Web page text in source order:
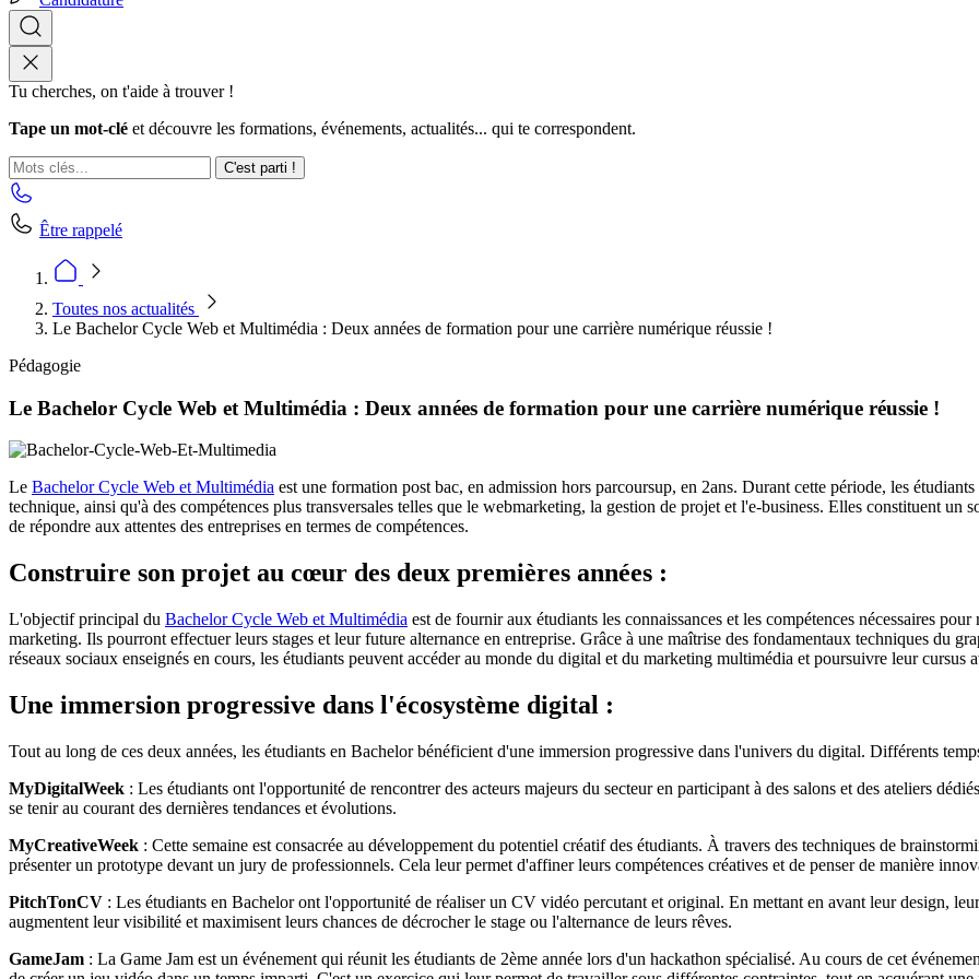
Tu cherches, on t'aide à trouver !
Tape un mot-clé et découvre les formations, événements, actualités... qui te correspondent.
C'est parti !
Être rappelé
Toutes nos actualités
Le Bachelor Cycle Web et Multimédia : Deux années de formation pour une carrière numérique réussie !
Pédagogie
Le Bachelor Cycle Web et Multimédia : Deux années de formation pour une carrière numérique réussie !
Le Bachelor Cycle Web et Multimédia est une formation post bac, en admission hors parcoursup, en 2ans. Durant cette période, les
technique, ainsi qu'à des compétences plus transversales telles que le webmarketing, la gestion de projet et l'e-business. Elles constituent un
de répondre aux attentes des entreprises en termes de compétences.
Construire son projet au cœur des deux premières années :
L'objectif principal du Bachelor Cycle Web et Multimédia est de fournir aux étudiants les connaissances et les compétences nécessaires
marketing. Ils pourront effectuer leurs stages et leur future alternance en entreprise. Grâce à une maîtrise des fondamentaux techniques du
réseaux sociaux enseignés en cours, les étudiants peuvent accéder au monde du digital et du marketing multimédia et poursuivre leur cursus
Une immersion progressive dans l'écosystème digital :
Tout au long de ces deux années, les étudiants en Bachelor bénéficient d'une immersion progressive dans l'univers du digital. Différents
MyDigitalWeek : Les étudiants ont l'opportunité de rencontrer des acteurs majeurs du secteur en participant à des salons et des ateliers
se tenir au courant des dernières tendances et évolutions.
MyCreativeWeek : Cette semaine est consacrée au développement du potentiel créatif des étudiants. À travers des techniques de
présenter un prototype devant un jury de professionnels. Cela leur permet d'affiner leurs compétences créatives et de penser de manière
PitchTonCV : Les étudiants en Bachelor ont l'opportunité de réaliser un CV vidéo percutant et original. En mettant en avant leur design,
augmentent leur visibilité et maximisent leurs chances de décrocher le stage ou l'alternance de leurs rêves.
GameJam : La Game Jam est un événement qui réunit les étudiants de 2ème année lors d'un hackathon spécialisé. Au cours de cet